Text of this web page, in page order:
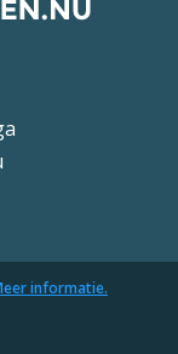
informatie.